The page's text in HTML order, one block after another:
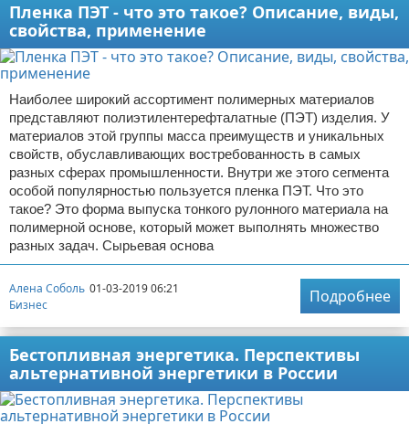
Пленка ПЭТ - что это такое? Описание, виды,
свойства, применение
Наиболее широкий ассортимент полимерных материалов
представляют полиэтилентерефталатные (ПЭТ) изделия. У
материалов этой группы масса преимуществ и уникальных
свойств, обуславливающих востребованность в самых
разных сферах промышленности. Внутри же этого сегмента
особой популярностью пользуется пленка ПЭТ. Что это
такое? Это форма выпуска тонкого рулонного материала на
полимерной основе, который может выполнять множество
разных задач. Сырьевая основа
Алена Соболь 01-03-2019 06:21
Бизнес
Подробнее
Бестопливная энергетика. Перспективы
альтернативной энергетики в России